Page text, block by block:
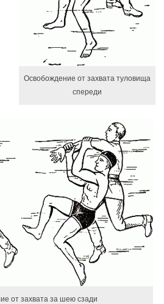
Освобождение от захвата туловища
спереди
от захвата за шею сзади